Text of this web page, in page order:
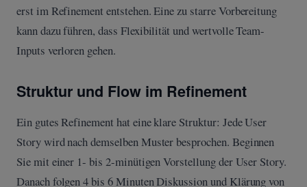
erst im Refinement entstehen. Eine zu starre Vorbereitung
kann dazu führen, dass Flexibilität und wertvolle Team-
Inputs verloren gehen.
Struktur und Flow im Refinement
Ein gutes Refinement hat eine klare Struktur: Jede User
Story wird nach demselben Muster besprochen. Beginnen
Sie mit einer 1- bis 2-minütigen Vorstellung der User Story.
Danach folgen 4 bis 6 Minuten Diskussion und Klärung von